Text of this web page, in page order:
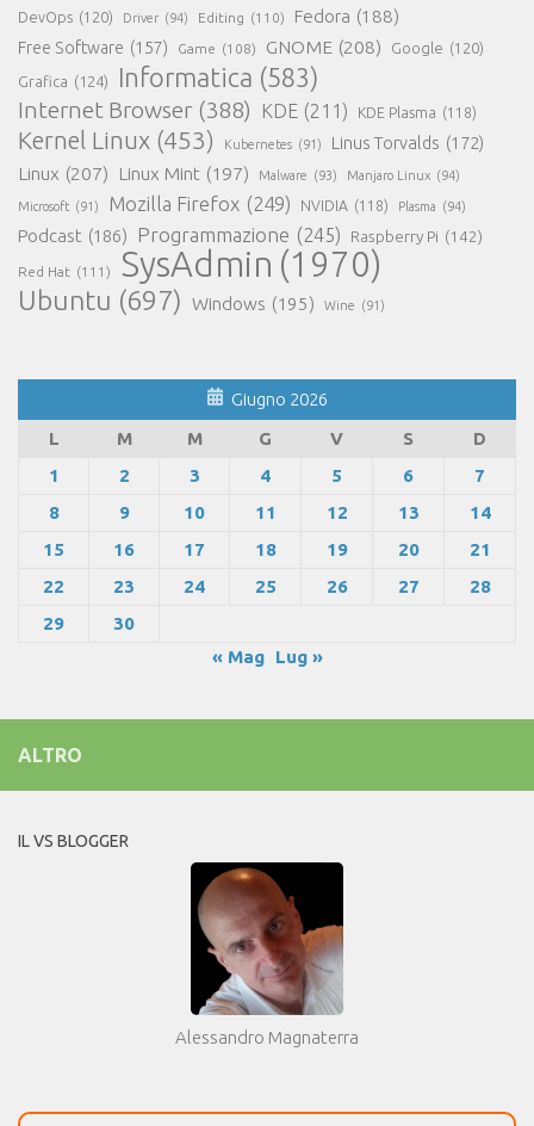
DevOps (120) Driver (94) Editing (110) Fedora (188)
Free Software (157) Game (108) GNOME (208) Google (120)
Grafica (124) Informatica (583)
Internet Browser (388) KDE (211) KDE Plasma (118)
Kernel Linux (453) Kubernetes (91) Linus Torvalds (172)
Linux (207) Linux Mint (197) Malware (93) Manjaro Linux (94)
Microsoft (91) Mozilla Firefox (249) NVIDIA (118) Plasma (94)
Podcast (186) Programmazione (245) Raspberry Pi (142)
Red Hat (111) SysAdmin (1970)
Ubuntu (697) Windows (195) Wine (91)
Giugno 2026
L
M M G V S
D
1
2 3 4 5 6
7
8
9 10 11 12 13
14
15
16 17 18 19 20
21
22
23 24 25 26 27
28
29
30
« Mag
Lug »
ALTRO
IL VS BLOGGER
Alessandro Magnaterra